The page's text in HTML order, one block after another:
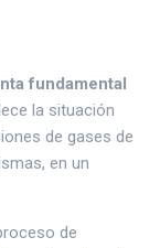
fundamental
la situación
de gases de
en un
de